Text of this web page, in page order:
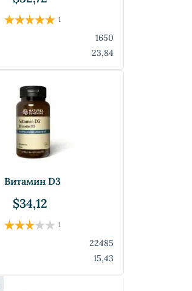
1
1650
23,84
Витамин D3
$34,12
1
22485
15,43